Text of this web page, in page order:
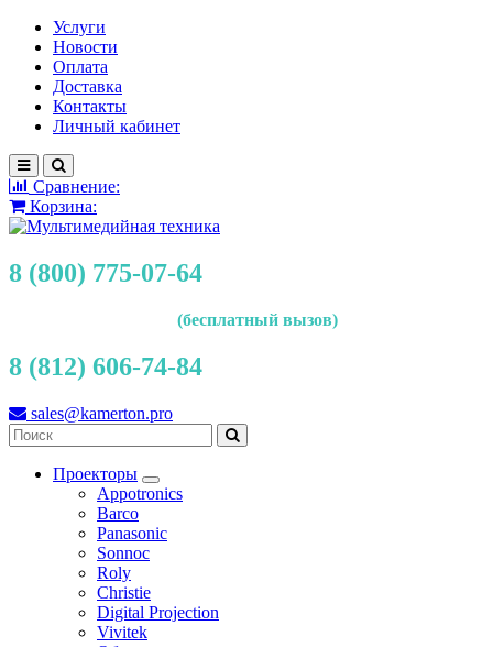
Услуги
Новости
Оплата
Доставка
Контакты
Личный кабинет
Сравнение:
Корзина:
8 (800) 775-07-64
(бесплатный вызов)
8 (812) 606-74-84
sales@kamerton.pro
Проекторы
Appotronics
Barco
Panasonic
Sonnoc
Roly
Christie
Digital Projection
Vivitek